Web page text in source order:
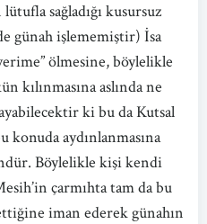
sağladığı kusursuz
günah işlememiştir) İsa
ölmesine, böylelikle
kılınmasına aslında ne
ki bu da Kutsal
aydınlanmasına
Böylelikle kişi kendi
çarmıhta tam da bu
iman ederek günahın